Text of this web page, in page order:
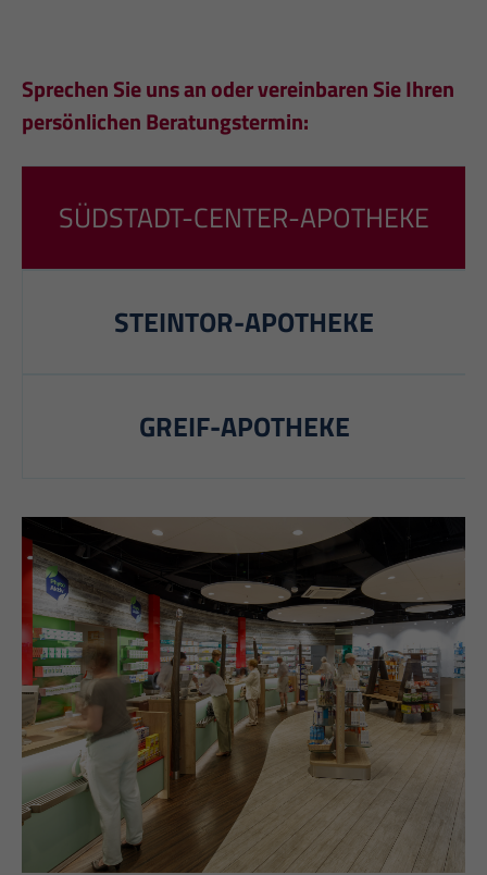
Sprechen Sie uns an oder vereinbaren Sie Ihren
persönlichen Beratungstermin:
SÜDSTADT-CENTER-APOTHEKE
STEINTOR-APOTHEKE
GREIF-APOTHEKE